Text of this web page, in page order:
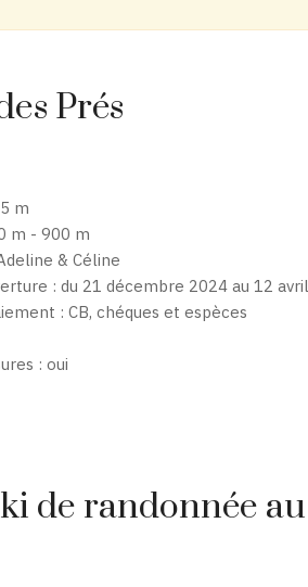
Prés
m
m - 900 m
& Céline
: du 21 décembre 2024 au 12
: CB, chéques et espèces
: oui
de randonnée